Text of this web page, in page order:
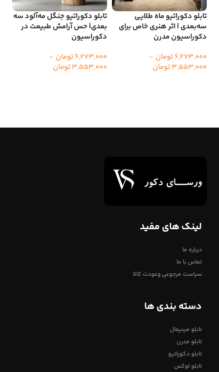
تابلو دکوراتیو ماه طلایی
سه‌بعدی | اثر هنری خاص برای
دکوراسیون مدرن
6,273,000تومان –
3,553,000تومان
تابلو دکوراتیو جنگل مه‌آلود سه
بعدی| حس آرامش طبیعت در
دکوراسیون
6,273,000تومان –
3,553,000تومان
لینک های مفید
درباره ما
تماس با ما
سیاست مرجوعی وعودت کالا
دسته بندی ها
تابلو مینیمال
تابلو مدرن
تابلو دکوراتیو
تابلو لوکس